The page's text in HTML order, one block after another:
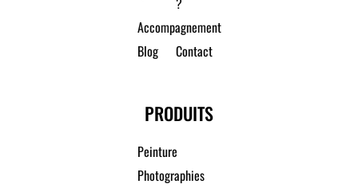
Accompagnement
Blog
Contact
PRODUITS
Peinture
Photographies